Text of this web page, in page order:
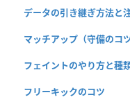
データの引き継ぎ方法と
マッチアップ（守備のコツ
フェイントのやり方と種
フリーキックのコツ